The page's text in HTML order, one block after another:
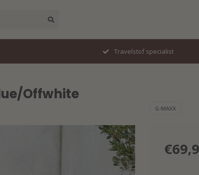
Travelstof specialist
Offwhite
G-MAXX